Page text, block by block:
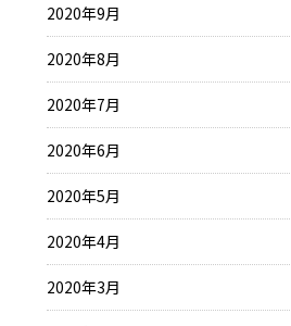
2020年9月
2020年8月
2020年7月
2020年6月
2020年5月
2020年4月
2020年3月